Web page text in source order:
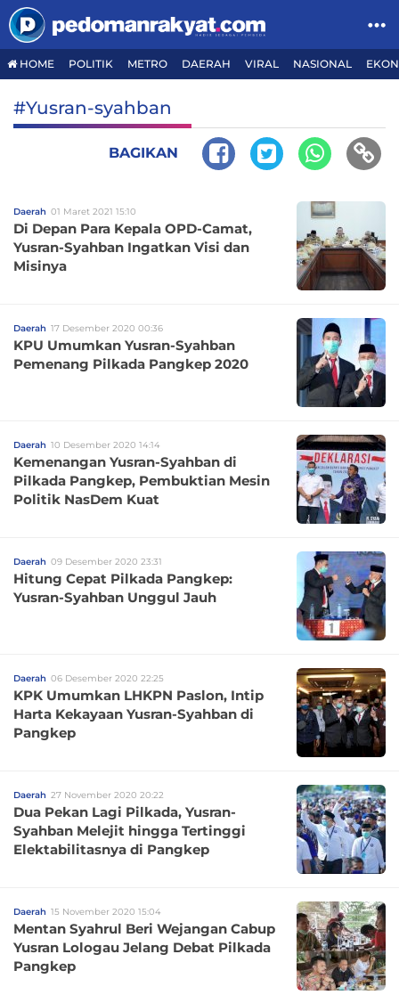
HOME POLITIK METRO DAERAH VIRAL NASIONAL
#Yusran-syahban
BAGIKAN
Daerah 01 Maret 2021 15:10
Di Depan Para Kepala OPD-Camat,
Yusran-Syahban Ingatkan Visi dan
Misinya
Daerah 17 Desember 2020 00:36
KPU Umumkan Yusran-Syahban
Pemenang Pilkada Pangkep 2020
Daerah 10 Desember 2020 14:14
Kemenangan Yusran-Syahban di
Pilkada Pangkep, Pembuktian Mesin
Politik NasDem Kuat
Daerah 09 Desember 2020 23:31
Hitung Cepat Pilkada Pangkep:
Yusran-Syahban Unggul Jauh
Daerah 06 Desember 2020 22:25
KPK Umumkan LHKPN Paslon, Intip
Harta Kekayaan Yusran-Syahban di
Pangkep
Daerah 27 November 2020 20:22
Dua Pekan Lagi Pilkada, Yusran-
Syahban Melejit hingga Tertinggi
Elektabilitasnya di Pangkep
Daerah 15 November 2020 15:04
Mentan Syahrul Beri Wejangan Cabup
Yusran Lologau Jelang Debat Pilkada
Pangkep